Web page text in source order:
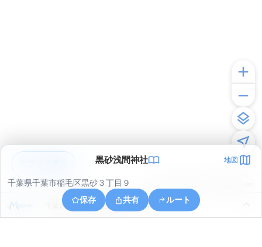
黒砂浅間神社 地図
千葉県千葉市稲毛区黒砂３丁目９
保存
共有 ルート
千葉県千葉市中央区中央港１丁目１